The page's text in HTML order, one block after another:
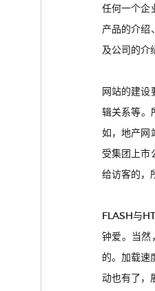
任何一个企
产品的介绍
及公司的介
网站的建设
辑关系等。
如，地产网
受集团上市
给访客的，
FLASH与
钟爱。当然
的。加载速
动也有了，